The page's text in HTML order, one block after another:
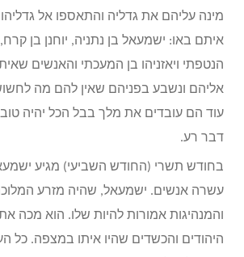
מינה עליהם את גדליה והתאספו אל
איתם באו: ישמעאל בן נתניה, יוחנן בן
הנטפתי ויאזניהו בן המעכתי והאנשים
אליהם ונשבע בפניהם שאין להם מה
עוד הם עובדים את מלך בבל הכל יהיה
דבר רע.
בחודש תשרי (החודש השביעי) מגיע
עשרה אנשים. ישמעאל, שהיה מזרע
והמנהיגות אמורות להיות שלו. הוא מכה
היהודים והכשדים שהיו איתו במצפה. כל